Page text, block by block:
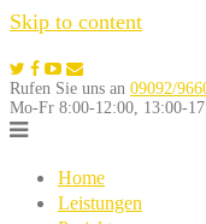
Skip to content
Rufen Sie uns an 09092/
Mo-Fr 8:00-12:00, 13:00-
Home
Leistungen